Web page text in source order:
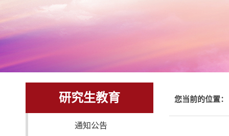
研究生教育
通知公告
您当前的位置：